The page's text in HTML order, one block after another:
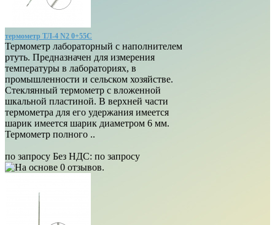
термометр ТЛ-4 N2 0+55С
Термометр лабораторный с наполнителем
ртуть. Предназначен для измерения
температуры в лабораториях, в
промышленности и сельском хозяйстве.
Стеклянный термометр с вложенной
шкальной пластиной. В верхней части
термометра для его удержания имеется
шарик имеется шарик диаметром 6 мм.
Термометр полного ..
по запросу Без НДС: по запросу